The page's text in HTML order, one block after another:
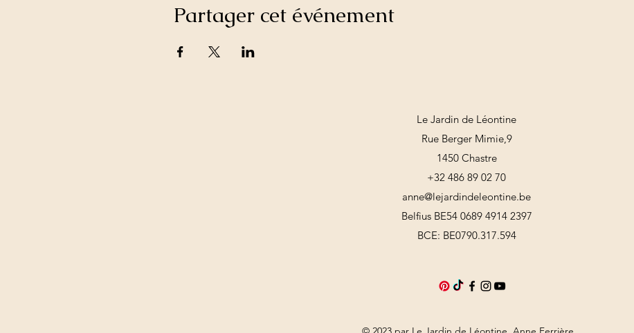
Partager cet événement
Le Jardin de Léontine
Rue Berger Mimie,9
1450 Chastre
+32 486 89 02 70
anne@lejardindeleontine.be
Belfius BE54 0689 4914 2397
BCE: BE0790.317.594